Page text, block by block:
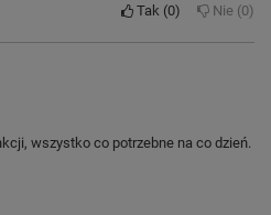
Tak 0 Nie 0
wszystko co potrzebne na co dzień.